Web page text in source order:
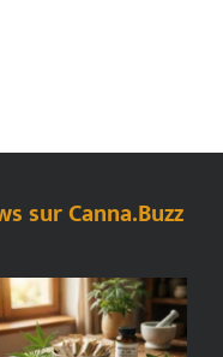
sur Canna.Buzz